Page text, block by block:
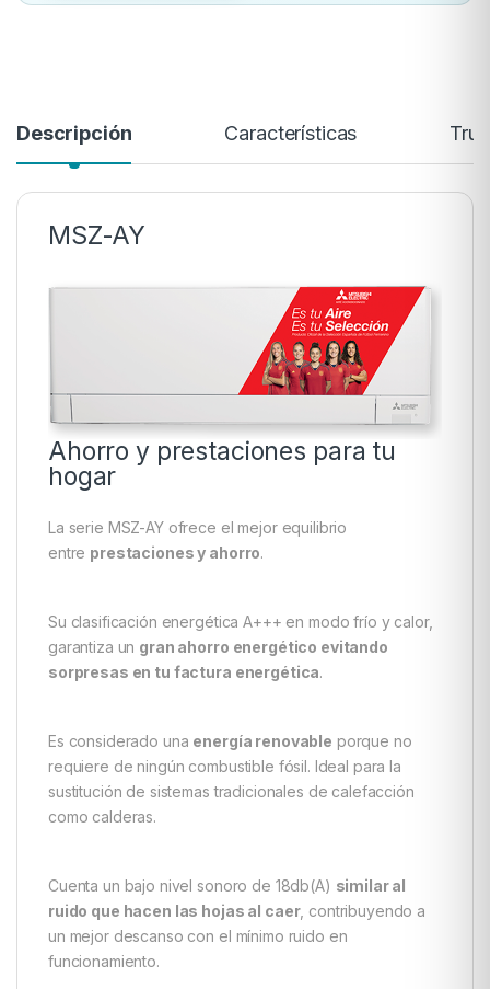
Descripción Características
MSZ-AY
Ahorro y prestaciones para tu
hogar
La serie MSZ-AY ofrece el mejor equilibrio
entre prestaciones y ahorro.
Su clasificación energética A+++ en modo frío y calor,
garantiza un gran ahorro energético evitando
sorpresas en tu factura energética.
Es considerado una energía renovable porque no
requiere de ningún combustible fósil. Ideal para la
sustitución de sistemas tradicionales de calefacción
como calderas.
Cuenta un bajo nivel sonoro de 18db(A) similar al
ruido que hacen las hojas al caer, contribuyendo a
un mejor descanso con el mínimo ruido en
funcionamiento.